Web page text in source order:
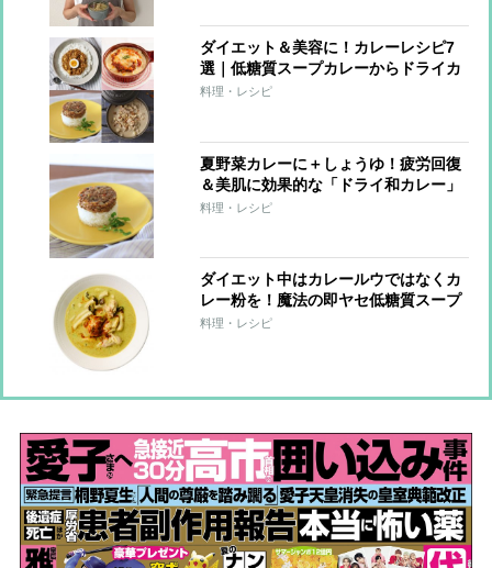
ダイエット＆美容に！カレーレシピ7
選｜低糖質スープカレーからドライカ
レーまで
料理・レシピ
夏野菜カレーに＋しょうゆ！疲労回復
＆美肌に効果的な「ドライ和カレー」
【市橋有里の美レシピ】
料理・レシピ
ダイエット中はカレールウではなくカ
レー粉を！魔法の即ヤセ低糖質スープ
レシピ「チキンココナッツカレースー
料理・レシピ